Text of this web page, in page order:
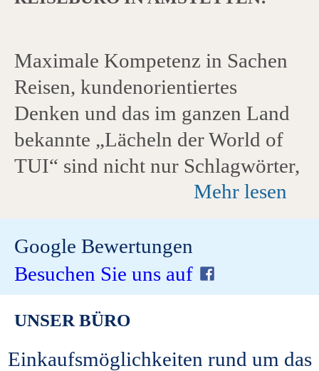
Maximale Kompetenz in Sachen
Reisen, kundenorientiertes
Denken und das im ganzen Land
bekannte „Lächeln der World of
TUI“ sind nicht nur Schlagwörter,
sondern werden von allen TUI
eigene Reisen kennen die
engagierten Mitarbeiter:innen
viele Destinationen weltweit und
haben immer einen Geheimtipp
für Sie parat. Kommen Sie vorbei
Mehr lesen
Google Bewertungen
Besuchen Sie uns auf
UNSER BÜRO
Einkaufsmöglichkeiten rund um das